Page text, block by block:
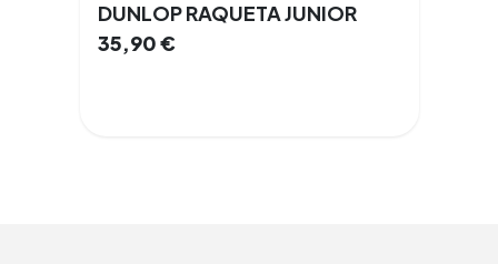
DUNLOP RAQUETA JUNIOR
35,90€